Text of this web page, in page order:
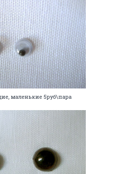
маленькие 5руб\пара